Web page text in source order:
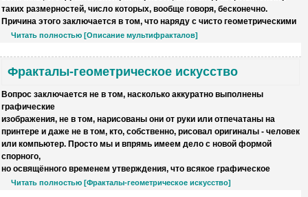
таких размерностей, число которых, вообще говоря, бесконечно.
Причина этого заключается в том, что наряду с чисто геометрическими
Читать полностью [Описание мультифракталов]
Фракталы-геометрическое искусство
Вопрос заключается не в том, насколько аккуратно выполнены
графические
изображения, не в том, нарисованы они от руки или отпечатаны на
принтере и даже не в том, кто, собственно, рисовал оригиналы - человек
или компьютер. Просто мы и впрямь имеем дело с новой формой
спорного,
но освящённого временем утверждения, что всякое графическое
Читать полностью [Фракталы-геометрическое искусство]